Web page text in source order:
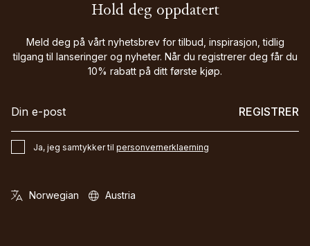
Hold deg oppdatert
Meld deg på vårt nyhetsbrev for tilbud, inspirasjon, tidlig
tilgang til lanseringer og nyheter. Når du registrerer deg får du
10% rabatt på ditt første kjøp.
REGISTRER
Ja, jeg samtykker til personvernerklaerning